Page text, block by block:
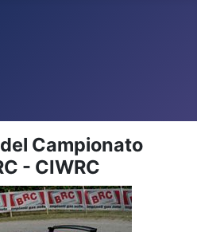
Campionato
- CIWRC